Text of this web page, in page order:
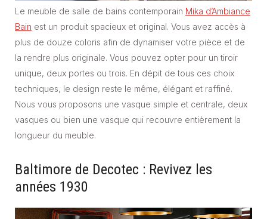
Le meuble de salle de bains contemporain Mika d’Ambiance
Bain est un produit spacieux et original. Vous avez accès à
plus de douze coloris afin de dynamiser votre pièce et de
la rendre plus originale. Vous pouvez opter pour un tiroir
unique, deux portes ou trois. En dépit de tous ces choix
techniques, le design reste le même, élégant et raffiné.
Nous vous proposons une vasque simple et centrale, deux
vasques ou bien une vasque qui recouvre entièrement la
longueur du meuble.
Baltimore de Decotec : Revivez les
années 1930